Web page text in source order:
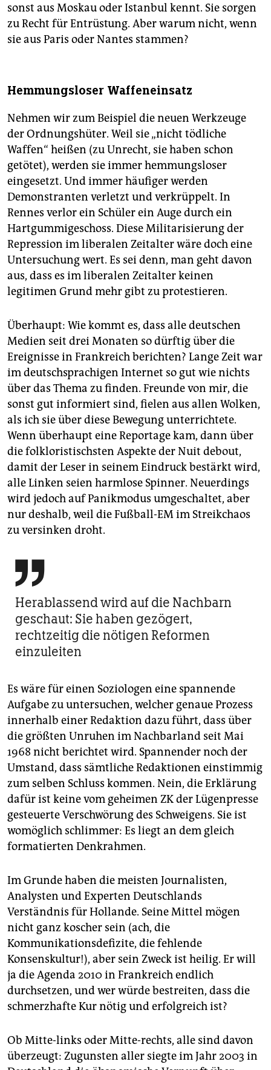
sonst aus Moskau oder Istanbul kennt. Sie sorgen
zu Recht für Entrüstung. Aber warum nicht, wenn
sie aus Paris oder Nantes stammen?
Hemmungsloser Waffeneinsatz
Nehmen wir zum Beispiel die neuen Werkzeuge
der Ordnungshüter. Weil sie „nicht tödliche
Waffen“ heißen (zu Unrecht, sie haben schon
getötet), werden sie immer hemmungsloser
eingesetzt. Und immer häufiger werden
Demonstranten verletzt und verkrüppelt. In
Rennes verlor ein Schüler ein Auge durch ein
Hartgummigeschoss. Diese Militarisierung der
Repression im liberalen Zeitalter wäre doch eine
Untersuchung wert. Es sei denn, man geht davon
aus, dass es im liberalen Zeitalter keinen
legitimen Grund mehr gibt zu protestieren.
Überhaupt: Wie kommt es, dass alle deutschen
Medien seit drei Monaten so dürftig über die
Ereignisse in Frankreich berichten? Lange Zeit war
im deutschsprachigen Internet so gut wie nichts
über das Thema zu finden. Freunde von mir, die
sonst gut informiert sind, fielen aus allen Wolken,
als ich sie über diese Bewegung unterrichtete.
Wenn überhaupt eine Reportage kam, dann über
die folkloristischsten Aspekte der Nuit debout,
damit der Leser in seinem Eindruck bestärkt wird,
alle Linken seien harmlose Spinner. Neuerdings
wird jedoch auf Panikmodus umgeschaltet, aber
nur deshalb, weil die Fußball-EM im Streikchaos
zu versinken droht.

Herablassend wird auf die Nachbarn
geschaut: Sie haben gezögert,
rechtzeitig die nötigen Reformen
einzuleiten
Es wäre für einen Soziologen eine spannende
Aufgabe zu untersuchen, welcher genaue Prozess
innerhalb einer Redaktion dazu führt, dass über
die größten Unruhen im Nachbarland seit Mai
1968 nicht berichtet wird. Spannender noch der
Umstand, dass sämtliche Redaktionen einstimmig
zum selben Schluss kommen. Nein, die Erklärung
dafür ist keine vom geheimen ZK der Lügenpresse
gesteuerte Verschwörung des Schweigens. Sie ist
womöglich schlimmer: Es liegt an dem gleich
formatierten Denkrahmen.
Im Grunde haben die meisten Journalisten,
Analysten und Experten Deutschlands
Verständnis für Hollande. Seine Mittel mögen
nicht ganz koscher sein (ach, die
Kommunikationsdefizite, die fehlende
Konsenskultur!), aber sein Zweck ist heilig. Er will
ja die Agenda 2010 in Frankreich endlich
durchsetzen, und wer würde bestreiten, dass die
schmerzhafte Kur nötig und erfolgreich ist?
Ob Mitte-links oder Mitte-rechts, alle sind davon
überzeugt: Zugunsten aller siegte im Jahr 2003 in